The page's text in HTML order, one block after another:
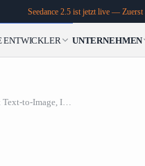
Seedance 2.5 ist jetzt live —
ENTWICKLER UNTERNEHMEN
Welche KI-Bild-API unterstützt Text-to-Image, Image-to-Image und Bearbeitungstools auf einer einzigen Plattform?